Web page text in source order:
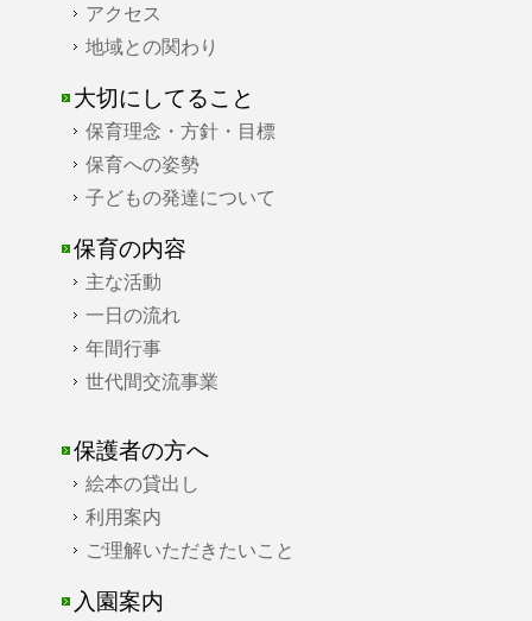
アクセス
地域との関わり
大切にしてること
保育理念・方針・目標
保育への姿勢
子どもの発達について
保育の内容
主な活動
一日の流れ
年間行事
世代間交流事業
保護者の方へ
絵本の貸出し
利用案内
ご理解いただきたいこと
入園案内